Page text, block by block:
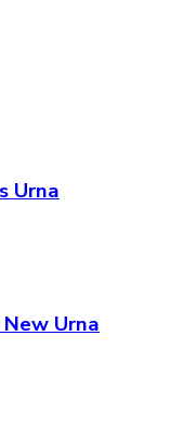
Urna
Urna